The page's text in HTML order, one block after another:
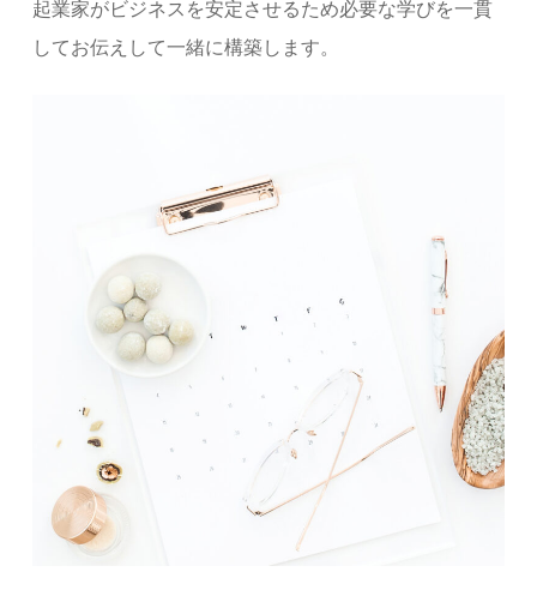
起業家がビジネスを安定させるため必要な学びを一貫
してお伝えして一緒に構築します。